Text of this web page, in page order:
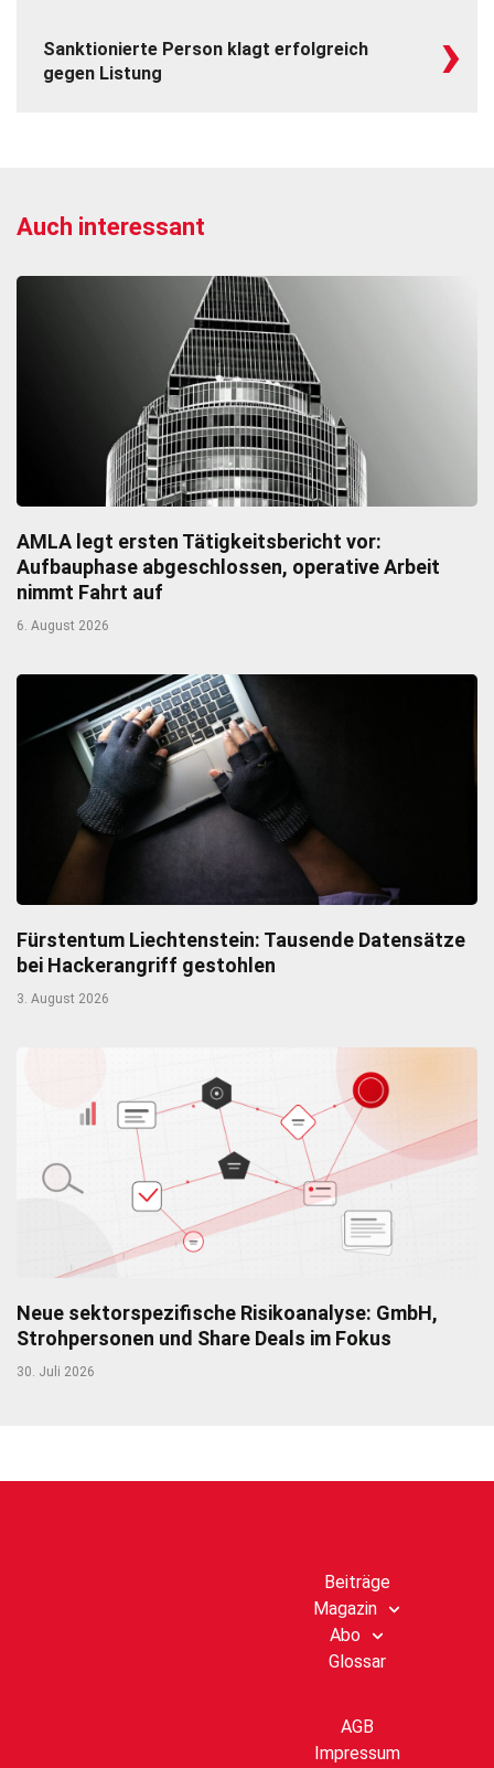
Sanktionierte Person klagt erfolgreich
gegen Listung
›
Auch interessant
AMLA legt ersten Tätigkeitsbericht vor:
Aufbauphase abgeschlossen, operative Arbeit
nimmt Fahrt auf
6. August 2026
Fürstentum Liechtenstein: Tausende Datensätze
bei Hackerangriff gestohlen
3. August 2026
Neue sektorspezifische Risikoanalyse: GmbH,
Strohpersonen und Share Deals im Fokus
30. Juli 2026
Beiträge
Magazin
Abo
Glossar
AGB
Impressum